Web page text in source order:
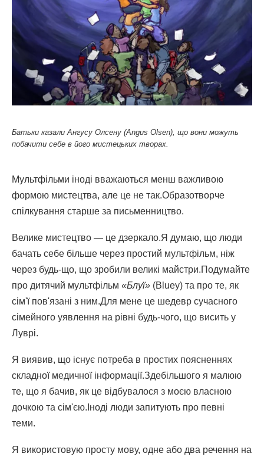
Батьки казали Ангусу Олсену (Angus Olsen), що вони можуть
побачити себе в його мистецьких творах.
Мультфільми іноді вважаються менш важливою
формою мистецтва, але це не так.Образотворче
спілкування старше за письменництво.
Велике мистецтво — це дзеркало.Я думаю, що люди
бачать себе більше через простий мультфільм, ніж
через будь-що, що зробили великі майстри.Подумайте
про дитячий мультфільм «Блуї» (Bluey) та про те, як
сім'ї пов'язані з ним.Для мене це шедевр сучасного
сімейного уявлення на рівні будь-чого, що висить у
Луврі.
Я виявив, що існує потреба в простих поясненнях
складної медичної інформації.Здебільшого я малюю
те, що я бачив, як це відбувалося з моєю власною
дочкою та сім'єю.Іноді люди запитують про певні
теми.
Я використовую просту мову, одне або два речення на